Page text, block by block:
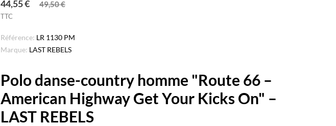
44,55 € 49,50 €
TTC
Référence: LR 1130 PM
Marque: LAST REBELS
Polo danse-country homme "Route 66 –
American Highway Get Your Kicks On" –
LAST REBELS